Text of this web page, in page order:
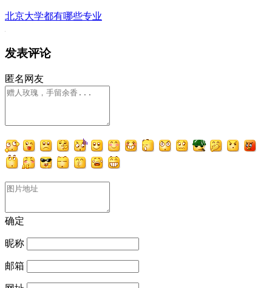
北京大学都有哪些专业
发表评论
匿名网友
确定
昵称
邮箱